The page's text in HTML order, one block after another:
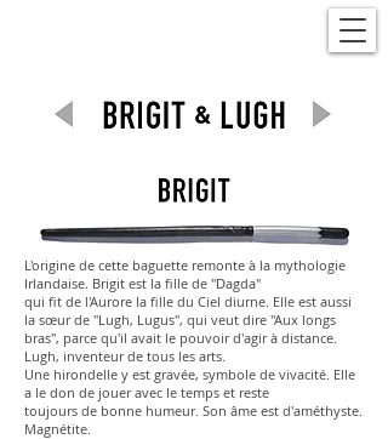
L'origine de cette baguette remonte à la mythologie
Irlandaise. Brigit est la fille de "Dagda"
qui fit de l'Aurore la fille du Ciel diurne. Elle est aussi
la sœur de "Lugh, Lugus", qui veut dire "Aux longs
bras", parce qu'il avait le pouvoir d'agir à distance.
Lugh, inventeur de tous les arts.
Une hirondelle y est gravée, symbole de vivacité. Elle
a le don de jouer avec le temps et reste
toujours de bonne humeur. Son âme est d'améthyste.
Magnétite.